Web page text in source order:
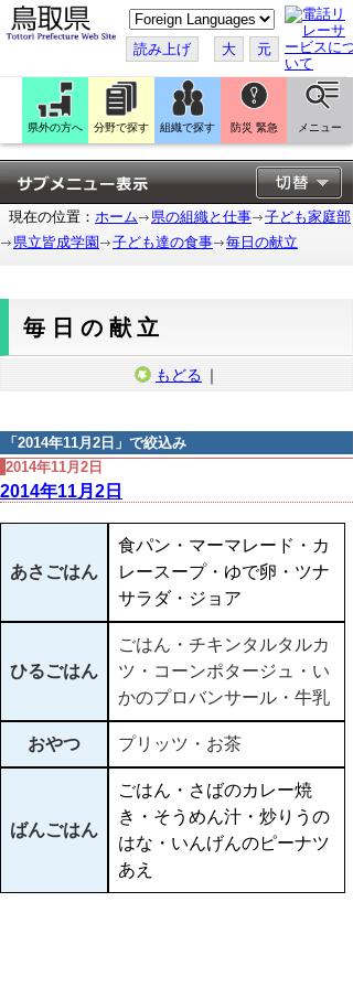
こ
の
ペ
ー
ジ
翻
訳
す
る
読み上げ 大 元
県外の方へ 分野で探す 組織で探す 防災 緊急 メニュー
現在の位置： ホーム 県の組織と仕事
子ども家庭部
県立皆成学園
子ども達の食事 毎日の献立
毎日の献立
もどる ｜
「 2014年11月2日 」で絞込み
2014年11月2日
2014年11月2日
あさごはん
食パン・マーマレード・カ
レースープ・ゆで卵・ツナ
サラダ・ジョア
ひるごはん
ごはん・チキンタルタルカ
ツ・コーンポタージュ・い
かのプロバンサール・牛乳
おやつ プリッツ・お茶
ばんごはん
ごはん・さばのカレー焼
き・そうめん汁・炒りうの
はな・いんげんのピーナツ
あえ